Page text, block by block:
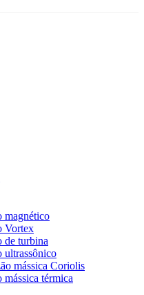
magnético
Vortex
de turbina
ultrassônico
mássica Coriolis
térmica